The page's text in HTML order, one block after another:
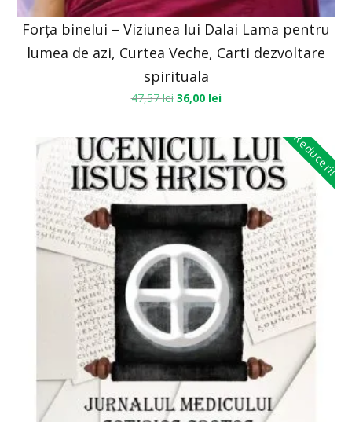
Forța binelui – Viziunea lui Dalai Lama pentru
lumea de azi, Curtea Veche, Carti dezvoltare
spirituala
47,57lei 36,00 lei
Reduceri!